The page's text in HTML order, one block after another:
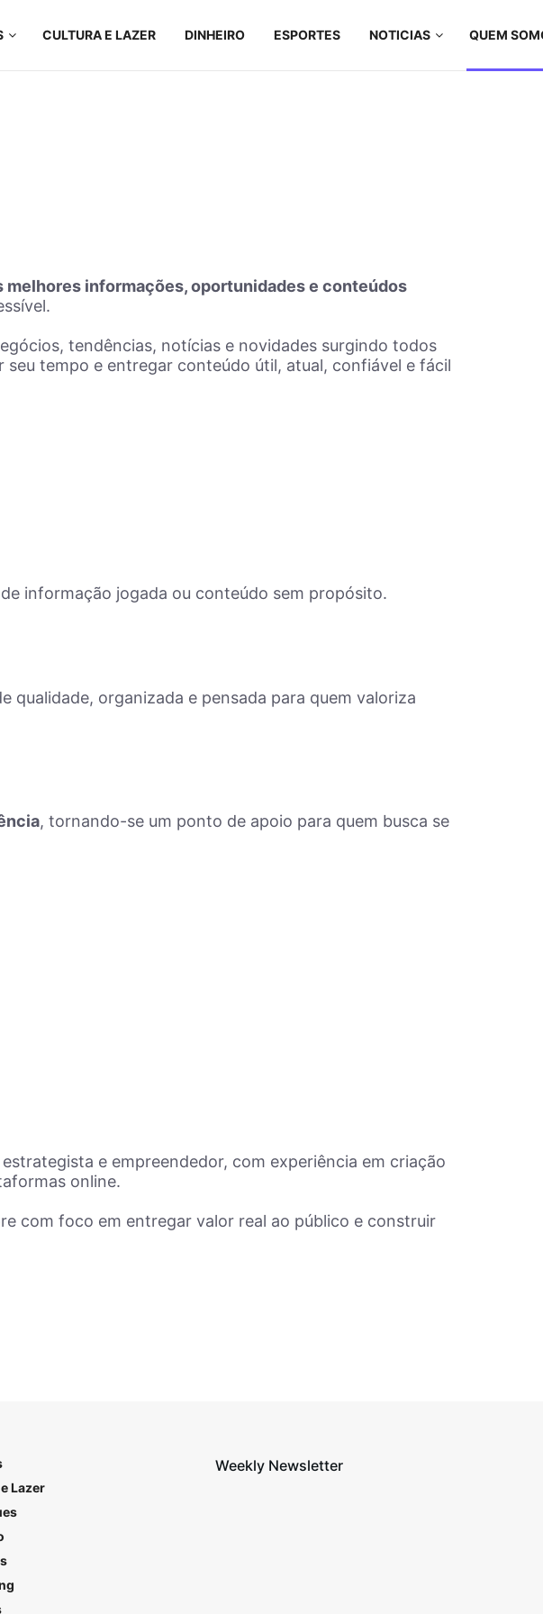
CULTURA E LAZER DINHEIRO ESPORTES NOTICIAS QUEM
melhores informações, oportunidades e conteúdos
tendências, notícias e novidades surgindo todos
seu tempo e entregar conteúdo útil, atual, confiável e fácil
informação jogada ou conteúdo sem propósito.
qualidade, organizada e pensada para quem valoriza
, tornando-se um ponto de apoio para quem busca se
e empreendedor, com experiência em criação
online.
com foco em entregar valor real ao público e construir
Lazer
Weekly Newsletter